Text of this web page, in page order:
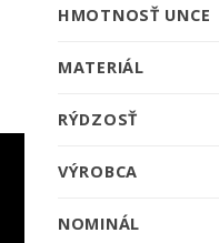
HMOTNOSŤ UNCE
MATERIÁL
RÝDZOSŤ
VÝROBCA
NOMINÁL